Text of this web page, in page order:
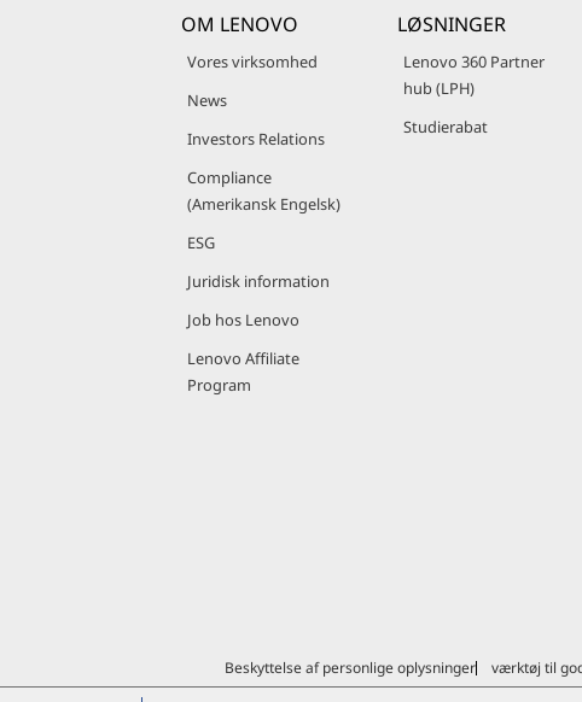
OM LENOVO
Vores virksomhed
News
Investors Relations
Compliance
(Amerikansk Engelsk)
ESG
Juridisk information
Job hos Lenovo
Lenovo Affiliate
Program
LØSNINGER
Lenovo 360 Partner
hub (LPH)
Studierabat
Beskyttelse af personlige oplysninger
værktøj til